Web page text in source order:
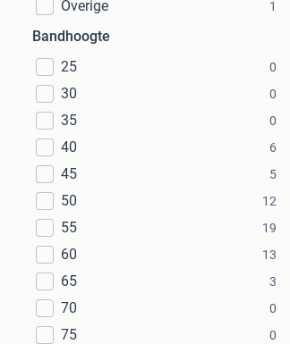
Overige 1
Bandhoogte
25
0
30 0
35 0
40 6
45 5
50 12
55 19
60 13
65 3
70 0
75 0